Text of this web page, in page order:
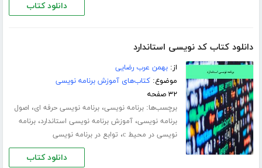
دانلود کتاب
دانلود کتاب کد نویسی استاندارد
از:بهمن عرب رضایی
موضوع:کتاب‌های آموزش برنامه نویسی
۳۲ صفحه
برچسب‌ها:برنامه نویسی،برنامه نویسی حرفه ای، اصول
برنامه نویسی،آموزش برنامه نویسی استاندارد،برنامه
نویسی در محیط c ، توابع در برنامه نویسی
دانلود کتاب